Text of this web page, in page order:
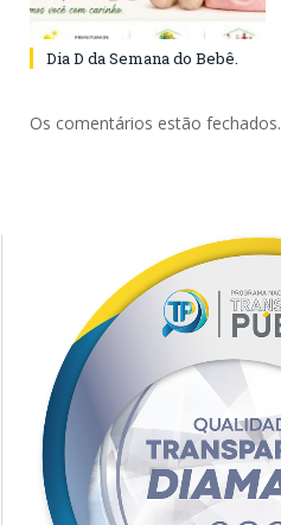
Dia D da Semana do Bebê.
Os comentários estão fechados.